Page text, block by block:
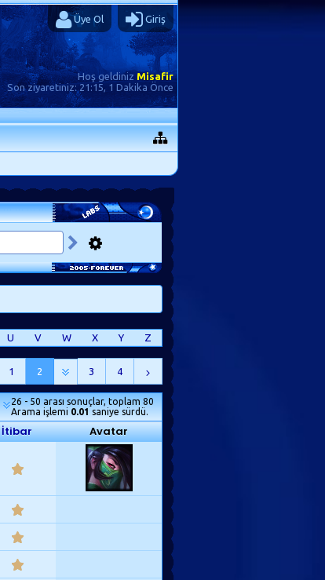
Üye Ol Giriş
Hoş geldiniz Misafir
Son ziyaretiniz:21:15, 1 Dakika Önce
U V W X Y Z
1 2 3 4
26 - 50 arası sonuçlar, toplam 80
Arama işlemi 0.01 saniye sürdü.
İtibar Avatar